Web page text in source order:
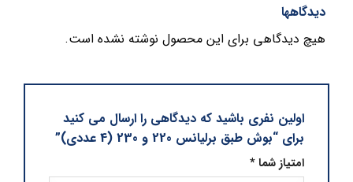
دیدگاهها
هیچ دیدگاهی برای این محصول نوشته نشده است.
اولین نفری باشید که دیدگاهی را ارسال می کنید
برای “بوش طبق برلیانس 220 و 230 (4 عددی)”
امتیاز شما*